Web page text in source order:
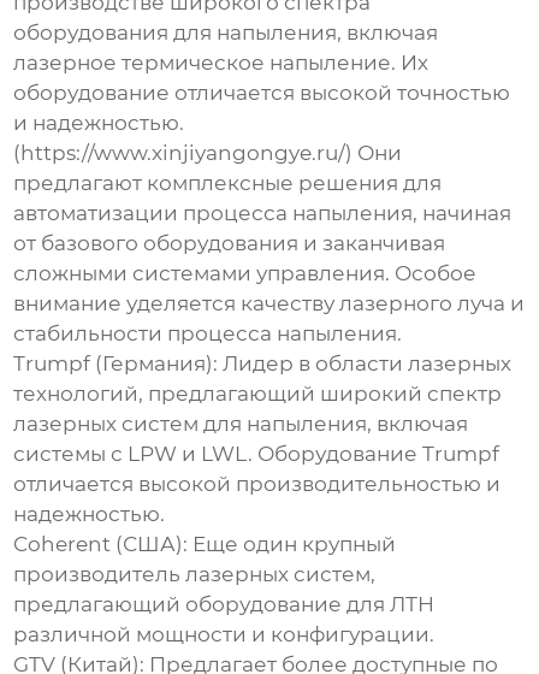
оборудования для напыления, включая
лазерное термическое напыление. Их
оборудование отличается высокой точностью
и надежностью.
(https://www.xinjiyangongye.ru/) Они
предлагают комплексные решения для
автоматизации процесса напыления, начиная
от базового оборудования и заканчивая
сложными системами управления. Особое
внимание уделяется качеству лазерного луча и
стабильности процесса напыления.
Trumpf (Германия): Лидер в области лазерных
технологий, предлагающий широкий спектр
лазерных систем для напыления, включая
системы с LPW и LWL. Оборудование Trumpf
отличается высокой производительностью и
надежностью.
Coherent (США): Еще один крупный
производитель лазерных систем,
предлагающий оборудование для ЛТН
различной мощности и конфигурации.
GTV (Китай): Предлагает более доступные по